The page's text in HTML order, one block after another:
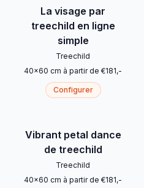
La visage par
treechild en ligne
simple
Treechild
40x60 cm à partir de €181,-
Configurer
Vibrant petal dance
de treechild
Treechild
40x60 cm à partir de €181,-